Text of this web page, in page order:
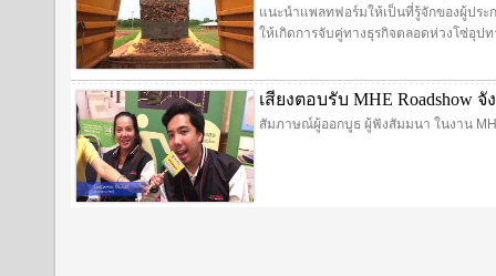
แนะนำแพลทฟอร์มให้เป็นที่รู้จักของผู้ประ
ให้เกิดการจับคู่ทางธุรกิจตลอดห่วงโซ่อุป
เสียงตอบรับ MHE Roadshow
สัมภาษณ์ผู้ออกบูธ ผู้ฟังสัมมนา ในงาน